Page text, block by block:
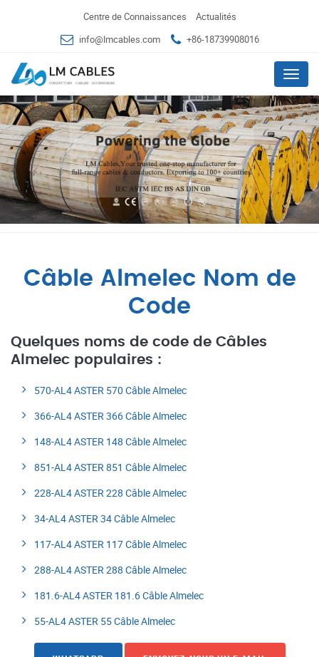
Centre de Connaissances
Actualités
info@lmcables.com
+86-18739908016
Menu
Câble Almelec Nom de
Code
Quelques noms de code de Câbles
Almelec populaires :
570-AL4 ASTER 570 Câble Almelec
366-AL4 ASTER 366 Câble Almelec
148-AL4 ASTER 148 Câble Almelec
851-AL4 ASTER 851 Câble Almelec
228-AL4 ASTER 228 Câble Almelec
34-AL4 ASTER 34 Câble Almelec
117-AL4 ASTER 117 Câble Almelec
288-AL4 ASTER 288 Câble Almelec
181.6-AL4 ASTER 181.6 Câble Almelec
55-AL4 ASTER 55 Câble Almelec